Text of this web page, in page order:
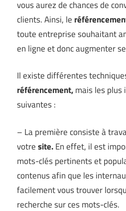
vous aurez de chances de
clients. Ainsi, le
toute entreprise souhaitant
en ligne et donc augmenter
Il existe différentes
référencement,mais les
suivantes :
– La première consiste à
votresite.En effet, il est
mots-clés pertinents et
contenus afin que les
facilement vous trouver
recherche sur ces mots-clés.